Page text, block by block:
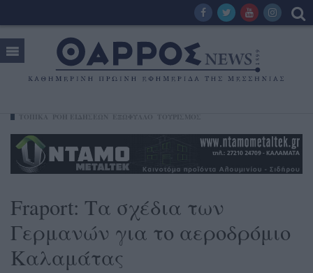
Fraport: Τα σχέδια των
Γερμανών για το αεροδρόμιο
Καλαμάτας